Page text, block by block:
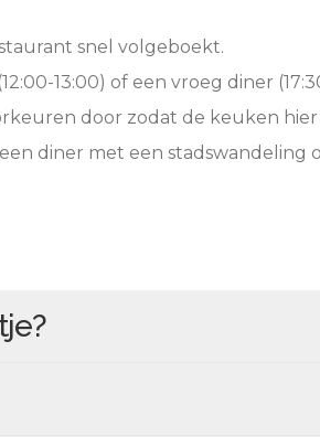
snel volgeboekt.
13:00) of een vroeg diner
door zodat de keuken
diner met een stadswandeling
?